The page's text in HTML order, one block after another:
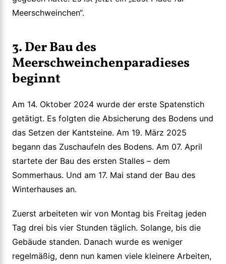
Meerschweinchen“.
3. Der Bau des
Meerschweinchenparadieses
beginnt
Am 14. Oktober 2024 wurde der erste Spatenstich
getätigt. Es folgten die Absicherung des Bodens und
das Setzen der Kantsteine. Am 19. März 2025
begann das Zuschaufeln des Bodens. Am 07. April
startete der Bau des ersten Stalles – dem
Sommerhaus. Und am 17. Mai stand der Bau des
Winterhauses an.
Zuerst arbeiteten wir von Montag bis Freitag jeden
Tag drei bis vier Stunden täglich. Solange, bis die
Gebäude standen. Danach wurde es weniger
regelmäßig, denn nun kamen viele kleinere Arbeiten,